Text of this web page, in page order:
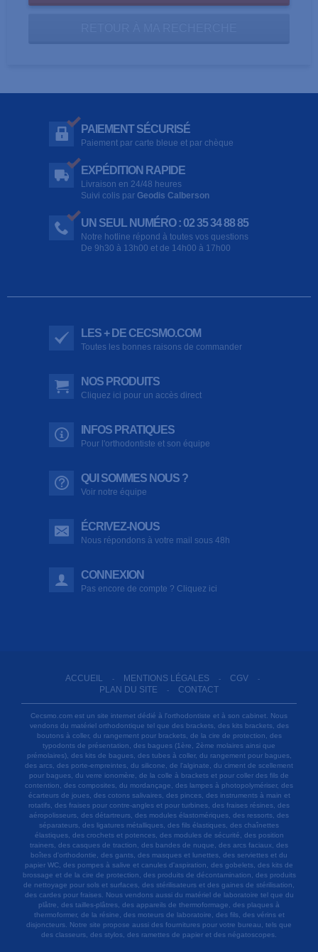
PAIEMENT SÉCURISÉ
Paiement par carte bleue et par chèque
EXPÉDITION RAPIDE
Livraison en 24/48 heures
Suivi colis par Geodis Calberson
UN SEUL NUMÉRO : 02 35 34 88 85
Notre hotline répond à toutes vos questions
De 9h30 à 13h00 et de 14h00 à 17h00
LES + DE CECSMO.COM
Toutes les bonnes raisons de commander
NOS PRODUITS
Cliquez ici pour un accès direct
INFOS PRATIQUES
Pour l'orthodontiste et son équipe
QUI SOMMES NOUS ?
Voir notre équipe
ÉCRIVEZ-NOUS
Nous répondons à votre mail sous 48h
CONNEXION
Pas encore de compte ? Cliquez ici
ACCUEIL - MENTIONS LÉGALES - CGV -
PLAN DU SITE - CONTACT
Cecsmo.com est un site internet dédié à l'orthodontiste et à son cabinet. Nous
vendons du matériel orthodontique tel que des brackets, des kits brackets, des
boutons à coller, du rangement pour brackets, de la cire de protection, des
typodonts de présentation, des bagues (1ère, 2ème molaires ainsi que
prémolaires), des kits de bagues, des tubes à coller, du rangement pour bagues,
des arcs, des porte-empreintes, du silicone, de l'alginate, du ciment de scellement
pour bagues, du verre ionomère, de la colle à brackets et pour coller des fils de
contention, des composites, du mordançage, des lampes à photopolymériser, des
écarteurs de joues, des cotons salivaires, des pinces, des instruments à main et
rotatifs, des fraises pour contre-angles et pour turbines, des fraises résines, des
aéropolisseurs, des détartreurs, des modules élastomériques, des ressorts, des
séparateurs, des ligatures métalliques, des fils élastiques, des chaînettes
élastiques, des crochets et potences, des modules de sécurité, des position
trainers, des casques de traction, des bandes de nuque, des arcs faciaux, des
boîtes d'orthodontie, des gants, des masques et lunettes, des serviettes et du
papier WC, des pompes à salive et canules d'aspiration, des gobelets, des kits de
brossage et de la cire de protection, des produits de décontamination, des produits
de nettoyage pour sols et surfaces, des stérilisateurs et des gaines de stérilisation,
des cardes pour fraises. Nous vendons aussi du matériel de laboratoire tel que du
plâtre, des tailles-plâtres, des appareils de thermoformage, des plaques à
thermoformer, de la résine, des moteurs de laboratoire, des fils, des vérins et
disjoncteurs. Notre site propose aussi des fournitures pour votre bureau, tels que
des classeurs, des stylos, des ramettes de papier et des négatoscopes.